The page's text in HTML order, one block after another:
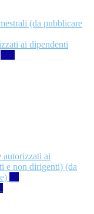
(da pubblicare
ai dipendenti
490
ai
e non dirigenti) (da
18